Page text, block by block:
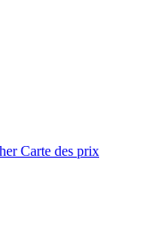
Carte des prix